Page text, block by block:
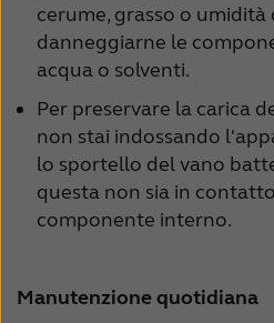
cerume, grasso o umidità
danneggiarne le
acqua o solventi.
Per preservare la carica
non stai indossando
lo sportello del vano
questa non sia in
componente interno.
Manutenzione quotidiana